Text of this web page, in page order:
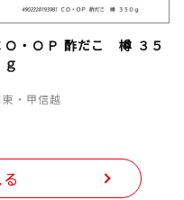
Ｏ・ＯＰ 酢だこ 樽 ３５
ｇ
東・甲信越